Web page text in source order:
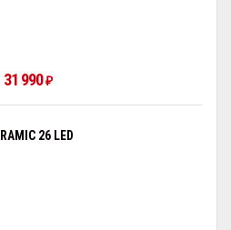
31 990 ₽
26 LED